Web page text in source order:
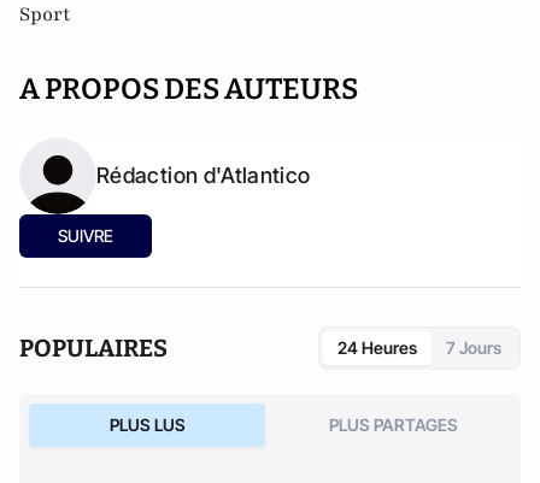
Sport
A PROPOS DES AUTEURS
Rédaction d'Atlantico
SUIVRE
POPULAIRES 24 Heures 7 Jours
PLUS LUS PLUS PARTAGES